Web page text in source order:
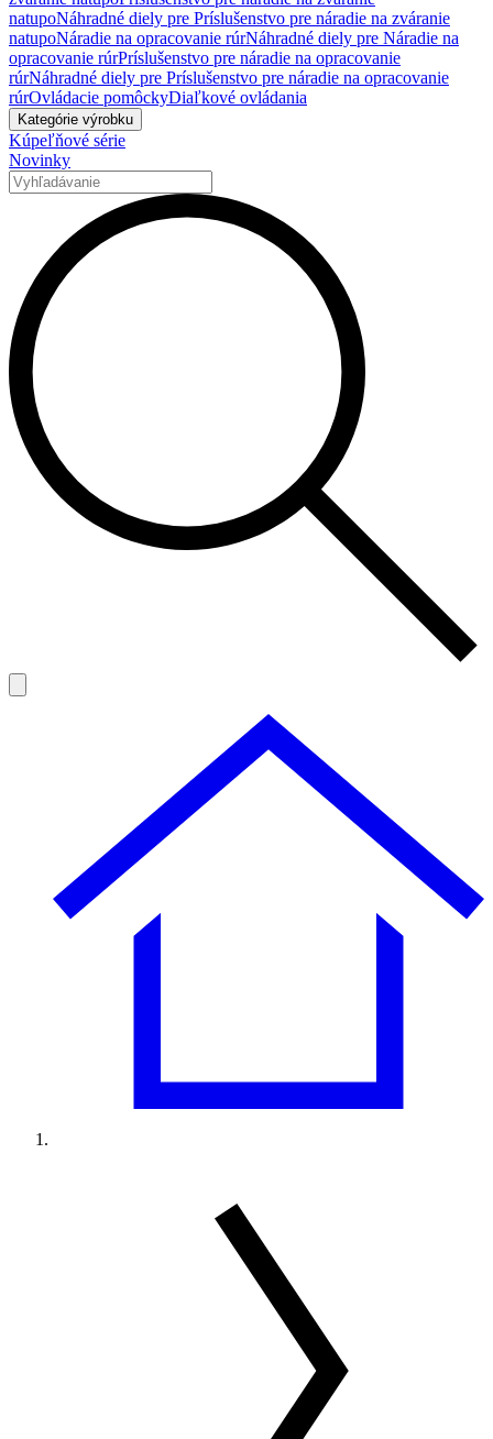
natupoNáhradné diely pre Príslušenstvo pre náradie na zváranie
natupoNáradie na opracovanie rúrNáhradné diely pre Náradie na
opracovanie rúrPríslušenstvo pre náradie na opracovanie
rúrNáhradné diely pre Príslušenstvo pre náradie na opracovanie
rúrOvládacie pomôckyDiaľkové ovládania
Kategórie výrobku
Kúpeľňové série
Novinky